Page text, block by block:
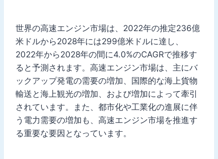
世界の高速エンジン市場は、2022年の推定236億
米ドルから2028年には299億米ドルに達し、
2022年から2028年の間に4.0%のCAGRで推移す
ると予測されます。高速エンジン市場は、主にバ
ックアップ発電の需要の増加、国際的な海上貨物
輸送と海上観光の増加、および増加によって牽引
されています。また、都市化や工業化の進展に伴
う電力需要の増加も、高速エンジン市場を推進す
る重要な要因となっています。